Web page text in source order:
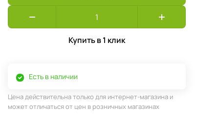
Купить в 1 клик
Есть в наличии
Цена действительна только для интернет-магазина и
может отличаться от цен в розничных магазинах